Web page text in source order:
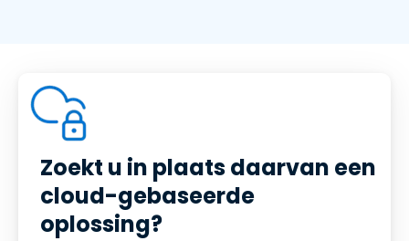
Zoekt u in plaats daarvan een
cloud-gebaseerde
oplossing?